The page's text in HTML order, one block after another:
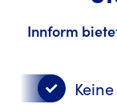
Innform